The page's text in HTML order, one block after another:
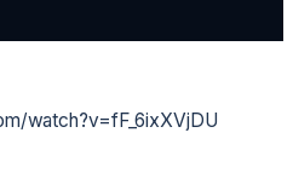
watch?v=fF_6ixXVjDU